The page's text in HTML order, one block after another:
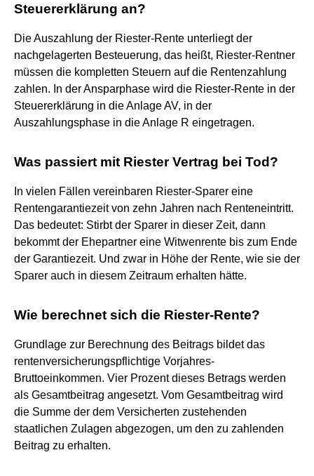
Steuererklärung an?
Die Auszahlung der Riester-Rente unterliegt der
nachgelagerten Besteuerung, das heißt, Riester-Rentner
müssen die kompletten Steuern auf die Rentenzahlung
zahlen. In der Ansparphase wird die Riester-Rente in der
Steuererklärung in die Anlage AV, in der
Auszahlungsphase in die Anlage R eingetragen.
Was passiert mit Riester Vertrag bei Tod?
In vielen Fällen vereinbaren Riester-Sparer eine
Rentengarantiezeit von zehn Jahren nach Renteneintritt.
Das bedeutet: Stirbt der Sparer in dieser Zeit, dann
bekommt der Ehepartner eine Witwenrente bis zum Ende
der Garantiezeit. Und zwar in Höhe der Rente, wie sie der
Sparer auch in diesem Zeitraum erhalten hätte.
Wie berechnet sich die Riester-Rente?
Grundlage zur Berechnung des Beitrags bildet das
rentenversicherungspflichtige Vorjahres-
Bruttoeinkommen. Vier Prozent dieses Betrags werden
als Gesamtbeitrag angesetzt. Vom Gesamtbeitrag wird
die Summe der dem Versicherten zustehenden
staatlichen Zulagen abgezogen, um den zu zahlenden
Beitrag zu erhalten.